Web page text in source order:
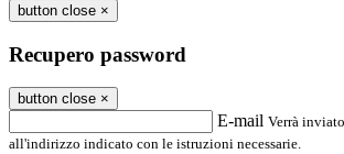
button close ×
Recupero password
button close ×
E-mail Verrà
all'indirizzo indicato con le istruzioni necessarie.